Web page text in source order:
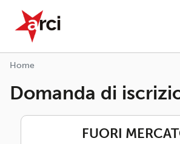
Salta al contenuto principale
ARCI APS
Home
Domanda di
FUORI